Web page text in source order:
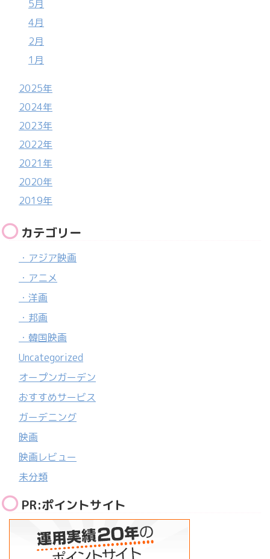
5月
4月
2月
1月
2025年
2024年
2023年
2022年
2021年
2020年
2019年
カテゴリー
・アジア映画
・アニメ
・洋画
・邦画
・韓国映画
Uncategorized
オープンガーデン
おすすめサービス
ガーデニング
映画
映画レビュー
未分類
PR:ポイントサイト